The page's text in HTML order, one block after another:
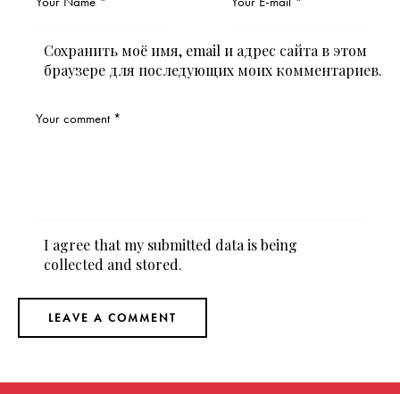
Сохранить моё имя, email и адрес сайта в этом
браузере для последующих моих комментариев.
I agree that my submitted data is being
collected and stored.